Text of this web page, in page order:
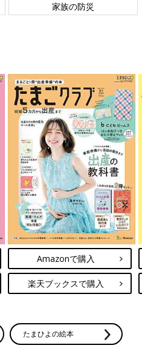
Amazonで購入
楽天ブックスで購入
たまひよの絵本